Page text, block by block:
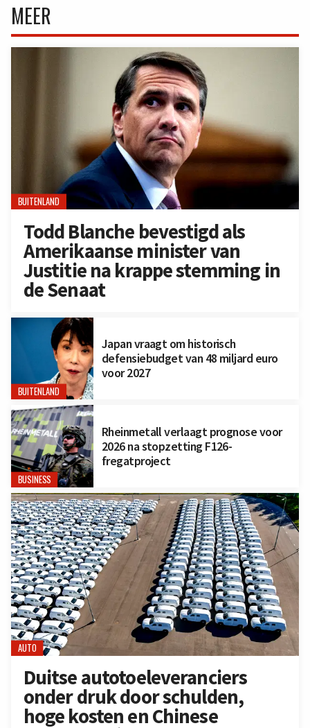
MEER
BUITENLAND
Todd Blanche bevestigd als
Amerikaanse minister van
Justitie na krappe stemming in
de Senaat
BUITENLAND
Japan vraagt om historisch
defensiebudget van 48 miljard euro
voor 2027
BUSINESS
Rheinmetall verlaagt prognose voor
2026 na stopzetting F126-
fregatproject
AUTO
Duitse autotoeleveranciers
onder druk door schulden,
hoge kosten en Chinese